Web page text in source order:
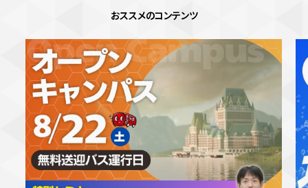
おススメのコンテンツ